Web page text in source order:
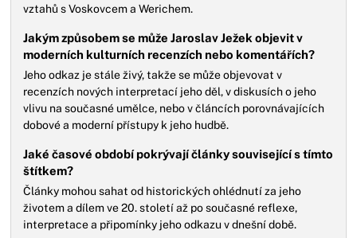
vztahů s Voskovcem a Werichem.
Jakým způsobem se může Jaroslav Ježek objevit v
moderních kulturních recenzích nebo komentářích?
Jeho odkaz je stále živý, takže se může objevovat v
recenzích nových interpretací jeho děl, v diskusích o jeho
vlivu na současné umělce, nebo v článcích porovnávajících
dobové a moderní přístupy k jeho hudbě.
Jaké časové období pokrývají články související s tímto
štítkem?
Články mohou sahat od historických ohlédnutí za jeho
životem a dílem ve 20. století až po současné reflexe,
interpretace a připomínky jeho odkazu v dnešní době.